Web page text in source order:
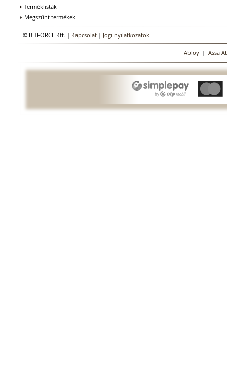
Terméklisták
Megszűnt termékek
© BITFORCE Kft. | Kapcsolat | Jogi nyilatkozatok
Abloy| Assa